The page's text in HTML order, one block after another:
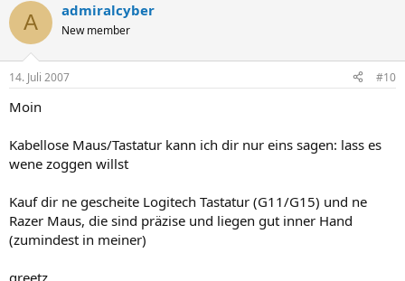
A admiralcyber
New member
14. Juli 2007 #10
Moin
Kabellose Maus/Tastatur kann ich dir nur eins sagen: lass es
wene zoggen willst
Kauf dir ne gescheite Logitech Tastatur (G11/G15) und ne
Razer Maus, die sind präzise und liegen gut inner Hand
(zumindest in meiner)
greetz​